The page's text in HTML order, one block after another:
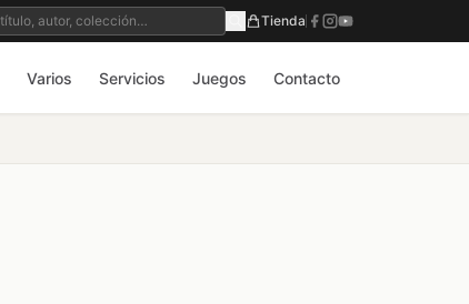
Tienda
Varios Servicios Juegos Contacto